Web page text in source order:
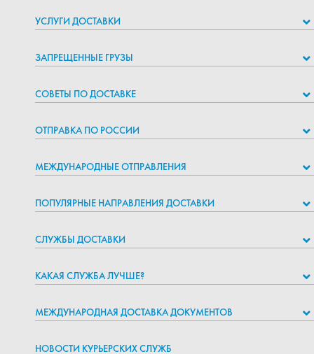
УСЛУГИ ДОСТАВКИ
ЗАПРЕЩЕННЫЕ ГРУЗЫ
СОВЕТЫ ПО ДОСТАВКЕ
ОТПРАВКА ПО РОССИИ
МЕЖДУНАРОДНЫЕ ОТПРАВЛЕНИЯ
ПОПУЛЯРНЫЕ НАПРАВЛЕНИЯ ДОСТАВКИ
СЛУЖБЫ ДОСТАВКИ
КАКАЯ СЛУЖБА ЛУЧШЕ?
МЕЖДУНАРОДНАЯ ДОСТАВКА ДОКУМЕНТОВ
НОВОСТИ КУРЬЕРСКИХ СЛУЖБ